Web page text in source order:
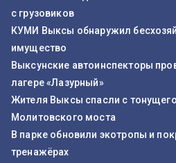
с грузовиков
КУМИ Выксы обнаружил
имущество
Выксунские автоинспекторы
лагере «Лазурный»
Жителя Выксы спасли с
Молитовского моста
В парке обновили экотропы и
тренажёрах